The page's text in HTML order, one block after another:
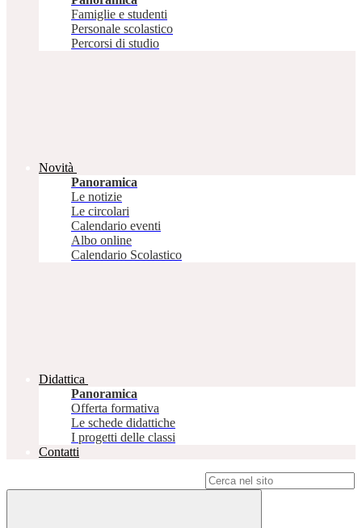
Famiglie e studenti
Personale scolastico
Percorsi di studio
Novità
Panoramica
Le notizie
Le circolari
Calendario eventi
Albo online
Calendario Scolastico
Didattica
Panoramica
Offerta formativa
Le schede didattiche
I progetti delle classi
Contatti